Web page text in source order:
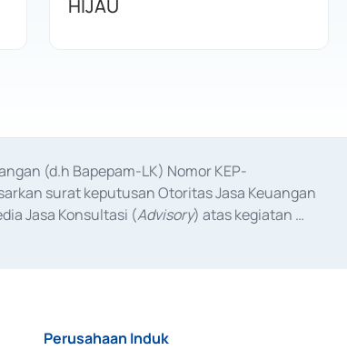
HIJAU
(d.h Bapepam-LK) Nomor KEP-
surat keputusan Otoritas Jasa Keuangan
Jasa Konsultasi (Advisory) atas kegiatan
Perusahaan Induk